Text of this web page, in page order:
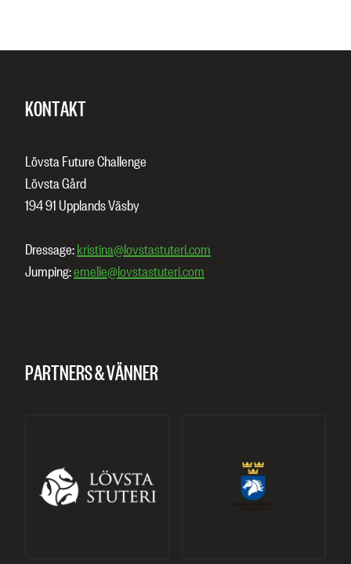
KONTAKT
Lövsta Future Challenge
Lövsta Gård
194 91 Upplands Väsby
Dressage:kristina@lovstastuteri.com
Jumping:emelie@lovstastuteri.com
PARTNERS & VÄNNER